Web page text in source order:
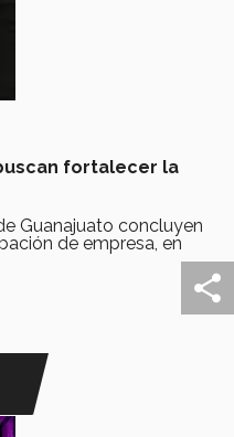
fortalecer la
Guanajuato concluyen
de empresa, en